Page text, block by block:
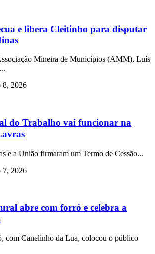
e libera Cleitinho para disputar
Mineira de Municípios (AMM), Luís
8, 2026
do Trabalho vai funcionar na
e a União firmaram um Termo de Cessão...
7, 2026
abre com forró e celebra a
com Canelinho da Lua, colocou o público